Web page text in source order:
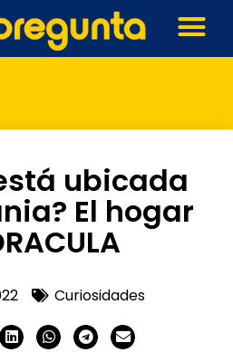
ubicada
El hogar
Curiosidades